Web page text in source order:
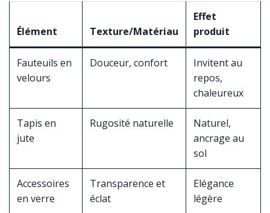
Élément Texture/Matériau
Effet
produit
Fauteuils en
velours
Douceur, confort
Invitent au
repos,
chaleureux
Tapis en
jute
Rugosité naturelle
Naturel,
ancrage au
sol
Accessoires
en verre
Transparence et
éclat
Elégance
légère